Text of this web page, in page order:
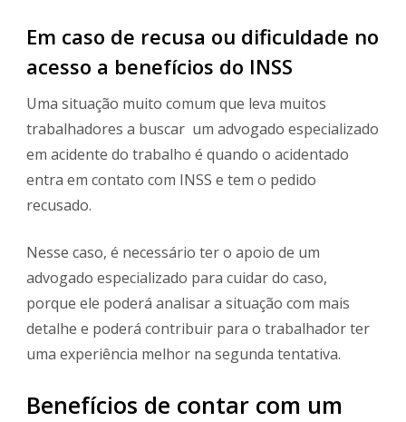
Em caso de recusa ou dificuldade no
acesso a benefícios do INSS
Uma situação muito comum que leva muitos
trabalhadores a buscar um advogado especializado
em acidente do trabalho é quando o acidentado
entra em contato com INSS e tem o pedido
recusado.
Nesse caso, é necessário ter o apoio de um
advogado especializado para cuidar do caso,
porque ele poderá analisar a situação com mais
detalhe e poderá contribuir para o trabalhador ter
uma experiência melhor na segunda tentativa.
Benefícios de contar com um